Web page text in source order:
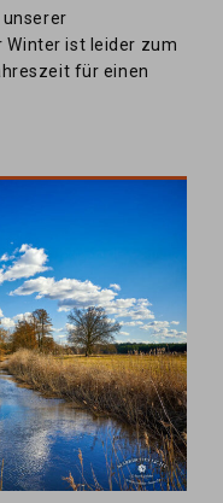
unserer
Winter ist leider zum
für einen